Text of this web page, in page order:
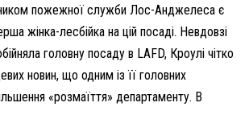
пожежної служби Лос-Анджелеса є
жінка-лесбійка на цій посаді. Невдовзі
головну посаду в LAFD, Кроулі чітко
новин, що одним із її головних
«розмаїття» департаменту. В